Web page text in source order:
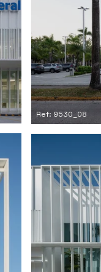
Ref: 9530_08